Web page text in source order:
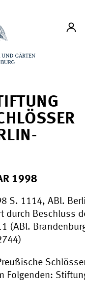
Konto
U
B
1998
S. 1114, ABl.
durch Beschluss
(ABl.
Folgenden: